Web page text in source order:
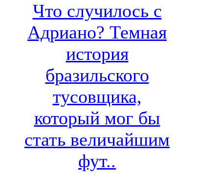
Что случилось с
Адриано? Темная
история
бразильского
тусовщика,
который мог бы
стать величайшим
фут..